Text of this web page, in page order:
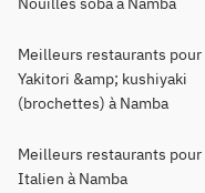
Meilleurs restaurants pour
Yakitori &amp; kushiyaki
(brochettes) à Namba
Meilleurs restaurants pour
Italien à Namba